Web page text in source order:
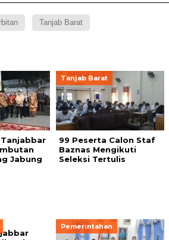
Tanjab Barat
Tanjabbar
Jabung
Tanjab Barat
99 Peserta Calon Staf
Baznas Mengikuti
Seleksi Tertulis
Pemerintahan